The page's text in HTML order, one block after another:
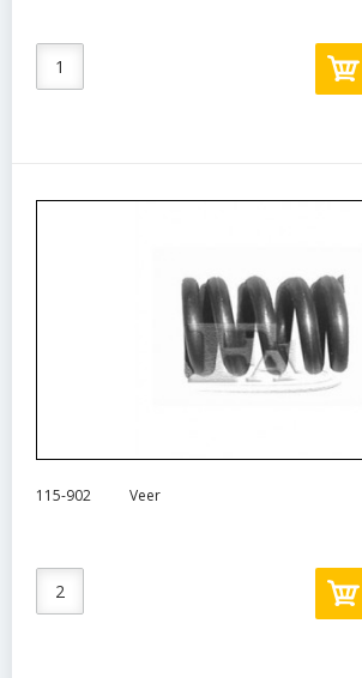
115-902 Veer